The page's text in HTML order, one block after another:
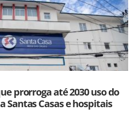
prorroga até 2030 uso do
Santas Casas e hospitais